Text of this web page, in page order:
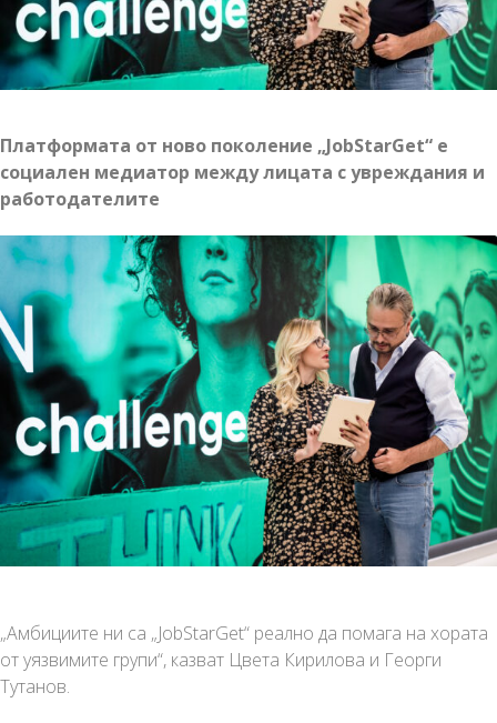
Платформата от ново поколение „JobStarGet“ е
социален медиатор между лицата с увреждания и
работодателите
„Амбициите ни са „JobStarGet“ реално да помага на хората
от уязвимите групи“, казват Цвета Кирилова и Георги
Тутанов.